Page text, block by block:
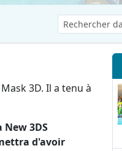
3D. Il a tenu à
3DS
d'avoir